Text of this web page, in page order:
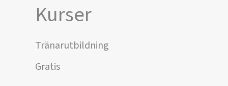
Kurser
Tränarutbildning
Gratis